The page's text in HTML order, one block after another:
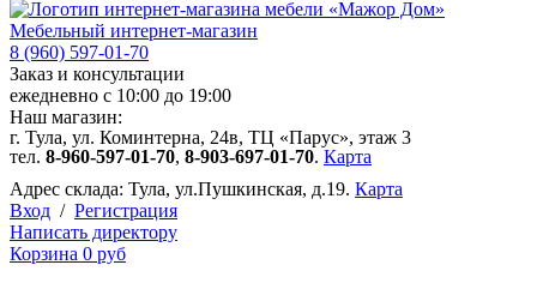
Мебельный интернет-магазин
8 (960) 597-01-70
Заказ и консультации
ежедневно с 10:00 до 19:00
Наш магазин:
г. Тула, ул. Коминтерна, 24в, ТЦ «Парус», этаж 3
тел. 8-960-597-01-70, 8-903-697-01-70. Карта
Адрес склада: Тула, ул.Пушкинская, д.19. Карта
Вход / Регистрация
Написать директору
Корзина 0 руб